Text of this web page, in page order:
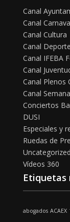
Canal
Canal
Canal Cultura
Canal Deporte
Canal IFEBA
Canal
Canal Plenos
Canal
Conciertos
DUSI
Especiales y
Ruedas de
Uncategorized
Vídeos 360
Etiquetas
abogados ACAEX